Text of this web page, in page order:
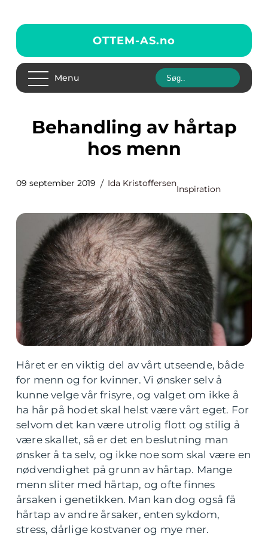
OTTEM-AS.no
Menu
Behandling av hårtap
hos menn
09 september 2019 Ida Kristoffersen
Inspiration
Håret er en viktig del av vårt utseende, både
for menn og for kvinner. Vi ønsker selv å
kunne velge vår frisyre, og valget om ikke å
ha hår på hodet skal helst være vårt eget. For
selvom det kan være utrolig flott og stilig å
være skallet, så er det en beslutning man
ønsker å ta selv, og ikke noe som skal være en
nødvendighet på grunn av hårtap. Mange
menn sliter med hårtap, og ofte finnes
årsaken i genetikken. Man kan dog også få
hårtap av andre årsaker, enten sykdom,
stress, dårlige kostvaner og mye mer.